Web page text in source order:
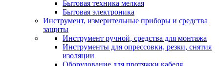
Бытовая техника мелкая
Бытовая электроника
Инструмент, измерительные приборы и средства
защиты
Инструмент ручной, средства для монтажа
Инструменты для опрессовки, резки, снятия
изоляции
Оборудование для протяжки кабеля